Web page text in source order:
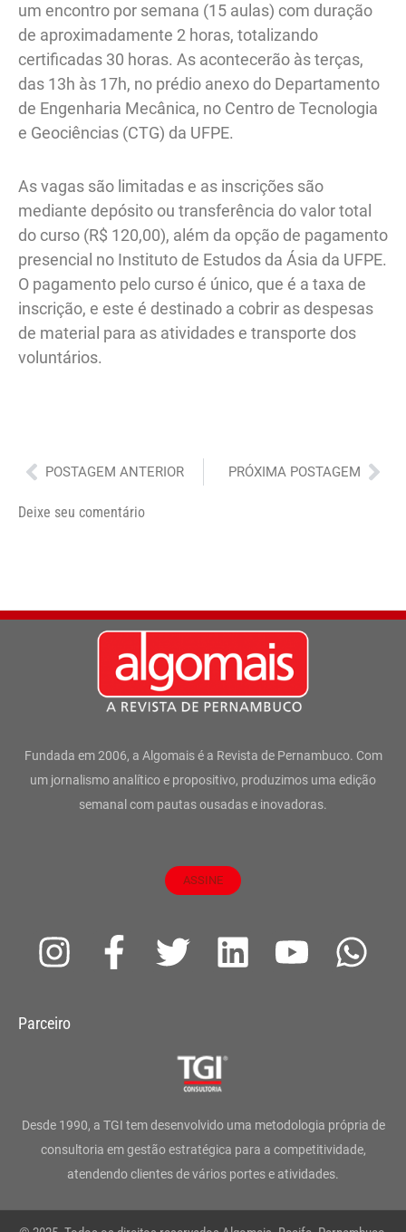
um encontro por semana (15 aulas) com duração
de aproximadamente 2 horas, totalizando
certificadas 30 horas. As acontecerão às terças,
das 13h às 17h, no prédio anexo do Departamento
de Engenharia Mecânica, no Centro de Tecnologia
e Geociências (CTG) da UFPE.
As vagas são limitadas e as inscrições são
mediante depósito ou transferência do valor total
do curso (R$ 120,00), além da opção de pagamento
presencial no Instituto de Estudos da Ásia da UFPE.
O pagamento pelo curso é único, que é a taxa de
inscrição, e este é destinado a cobrir as despesas
de material para as atividades e transporte dos
voluntários.
Anterior
POSTAGEM ANTERIOR PRÓXIMA POSTAGEM
Deixe seu comentário
Fundada em 2006, a Algomais é a Revista de Pernambuco. Com
um jornalismo analítico e propositivo, produzimos uma edição
semanal com pautas ousadas e inovadoras.
ASSINE
I
s
g
r
a
m
F
a
o
o
k
-
T
t
e
r
L
d
i
n
Y
b
e
W
a
p
Parceiro
Desde 1990, a TGI tem desenvolvido uma metodologia própria de
consultoria em gestão estratégica para a competitividade,
atendendo clientes de vários portes e atividades.